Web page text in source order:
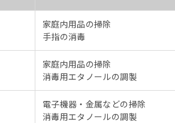
家庭内用品の掃除
手指の消毒
家庭内用品の掃除
消毒用エタノールの調製
電子機器・金属などの掃除
消毒用エタノールの調製